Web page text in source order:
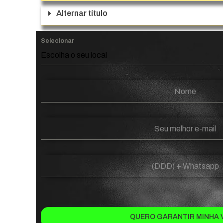
Alternar título
Selecionar
Escolha o seu local
QUERO GARANTIR MINHA